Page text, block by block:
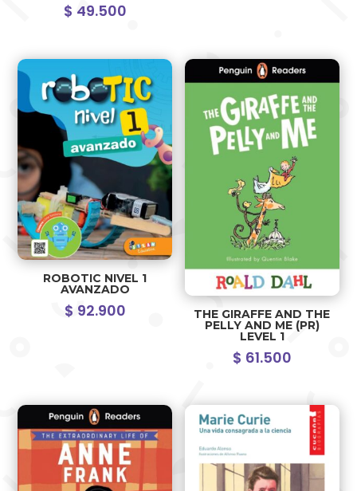
$ 49.500
ROBOTIC NIVEL 1
AVANZADO
$ 92.900 THE GIRAFFE AND THE
PELLY AND ME (PR)
LEVEL 1
$ 61.500